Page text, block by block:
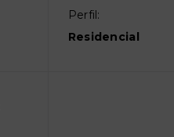
Perfil:
Residencial